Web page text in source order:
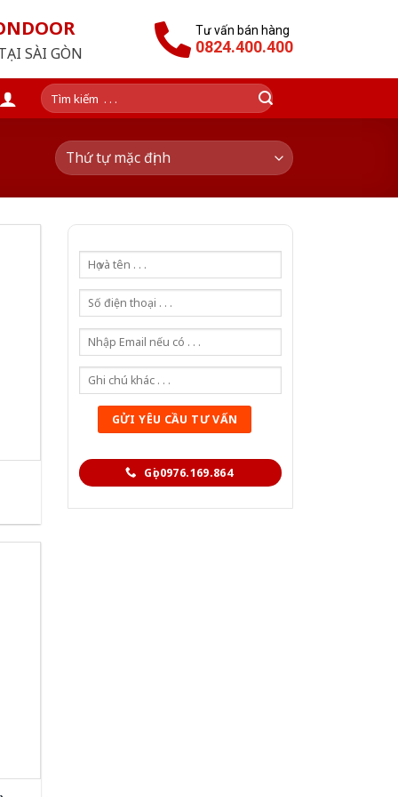
SÀI GÒN
Tư vấn bán hàng
0824.400.400
Tìm
kiếm:
Gọi 0976.169.864